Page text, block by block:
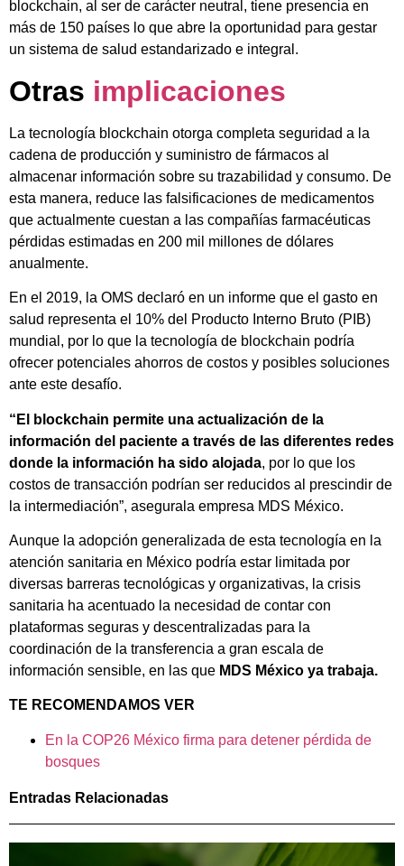
blockchain, al ser de carácter neutral, tiene presencia en
más de 150 países lo que abre la oportunidad para gestar
un sistema de salud estandarizado e integral.
Otras implicaciones
La tecnología blockchain otorga completa seguridad a la
cadena de producción y suministro de fármacos al
almacenar información sobre su trazabilidad y consumo. De
esta manera, reduce las falsificaciones de medicamentos
que actualmente cuestan a las compañías farmacéuticas
pérdidas estimadas en 200 mil millones de dólares
anualmente.
En el 2019, la OMS declaró en un informe que el gasto en
salud representa el 10% del Producto Interno Bruto (PIB)
mundial, por lo que la tecnología de blockchain podría
ofrecer potenciales ahorros de costos y posibles soluciones
ante este desafío.
“El blockchain permite una actualización de la
información del paciente a través de las diferentes redes
donde la información ha sido alojada, por lo que los
costos de transacción podrían ser reducidos al prescindir de
la intermediación”, asegurala empresa MDS México.
Aunque la adopción generalizada de esta tecnología en la
atención sanitaria en México podría estar limitada por
diversas barreras tecnológicas y organizativas, la crisis
sanitaria ha acentuado la necesidad de contar con
plataformas seguras y descentralizadas para la
coordinación de la transferencia a gran escala de
información sensible, en las que MDS México ya trabaja.
TE RECOMENDAMOS VER
En la COP26 México firma para detener pérdida de
bosques
Entradas Relacionadas